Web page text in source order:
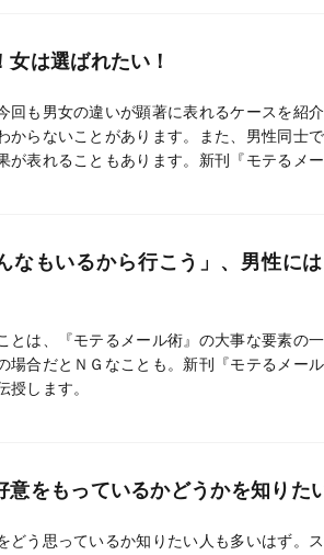
は選ばれたい！
回も男女の違いが顕著に表れるケースを紹
からないことがあります。また、男性同士
が表れることもあります。新刊『モテるメ
ょう。
なもいるから行こう」、男性に
とは、『モテるメール術』の大事な要素の
場合だとＮＧなことも。新刊『モテるメー
します。
意をもっているかどうかを知りた
どう思っているか知りたい人も多いはず。